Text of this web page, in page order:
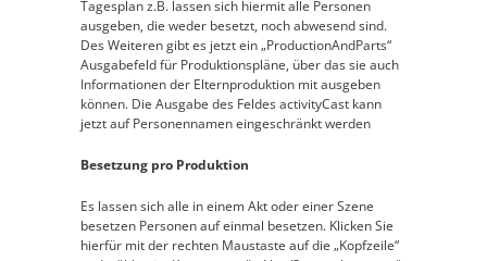
Tagesplan z.B. lassen sich hiermit alle Personen
ausgeben, die weder besetzt, noch abwesend sind.
Des Weiteren gibt es jetzt ein „ProductionAndParts“
Ausgabefeld für Produktionspläne, über das sie auch
Informationen der Elternproduktion mit ausgeben
können. Die Ausgabe des Feldes activityCast kann
jetzt auf Personennamen eingeschränkt werden
Besetzung pro Produktion
Es lassen sich alle in einem Akt oder einer Szene
besetzen Personen auf einmal besetzen. Klicken Sie
hierfür mit der rechten Maustaste auf die „Kopfzeile“